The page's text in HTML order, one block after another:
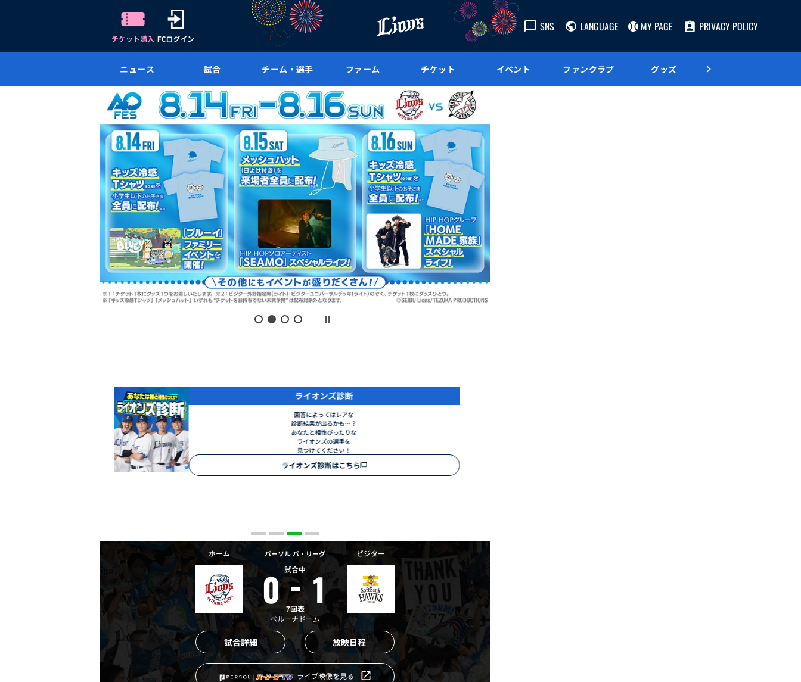
SNS LANGUAGE MY PAGE PRIVACY POLICY
ニュース 試合 チーム・選手 ファーム チケット イベント ファンクラブ グッズ
獅子活ガイド
初めての野球観戦でも大丈夫！
チケットの取り方、
試合中の応援の仕方、
試合後の楽しみ方までご紹介！
獅子活ガイドはこちら
ホーム パーソル パ・リーグ
ビジター
試合中
0 1
7回表
ベルーナドーム
試合詳細 放映日程
ライブ映像を見る